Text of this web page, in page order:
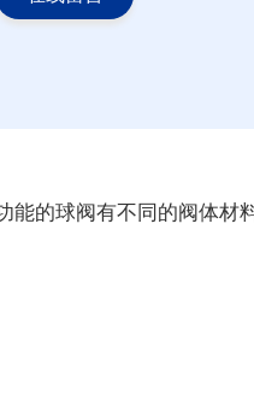
的球阀有不同的阀体材